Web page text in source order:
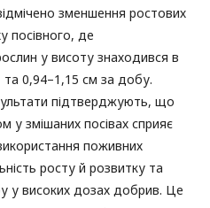
зменшення ростових
посівного, де
у висоту знаходився в
0,94–1,15 см за добу.
підтверджують, що
у змішаних посівах сприяє
поживних
росту й розвитку та
у високих дозах добрив. Це